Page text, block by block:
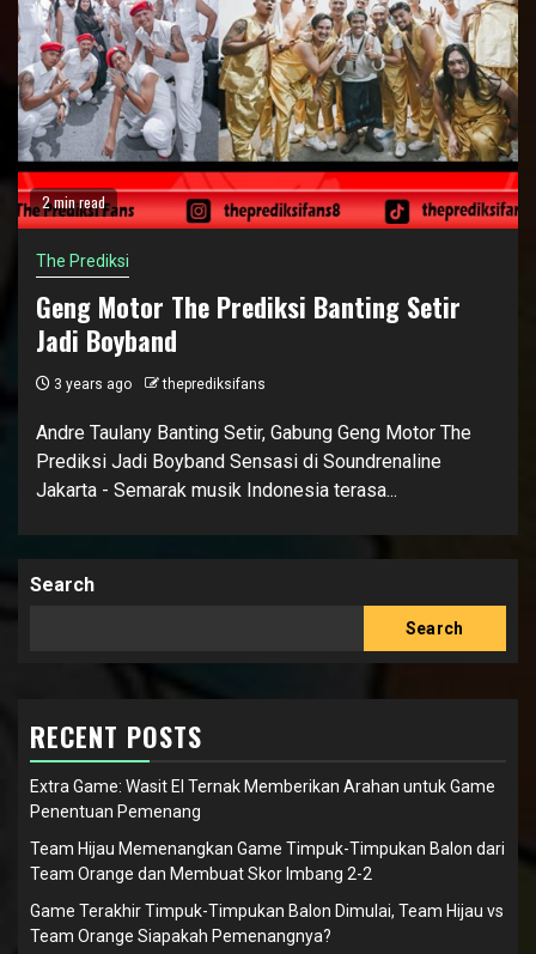
2 min read
The Prediksi
Geng Motor The Prediksi Banting Setir
Jadi Boyband
3 years ago theprediksifans
Andre Taulany Banting Setir, Gabung Geng Motor The
Prediksi Jadi Boyband Sensasi di Soundrenaline
Jakarta - Semarak musik Indonesia terasa...
Search
Search
RECENT POSTS
Extra Game: Wasit El Ternak Memberikan Arahan untuk Game
Penentuan Pemenang
Team Hijau Memenangkan Game Timpuk-Timpukan Balon dari
Team Orange dan Membuat Skor Imbang 2-2
Game Terakhir Timpuk-Timpukan Balon Dimulai, Team Hijau vs
Team Orange Siapakah Pemenangnya?